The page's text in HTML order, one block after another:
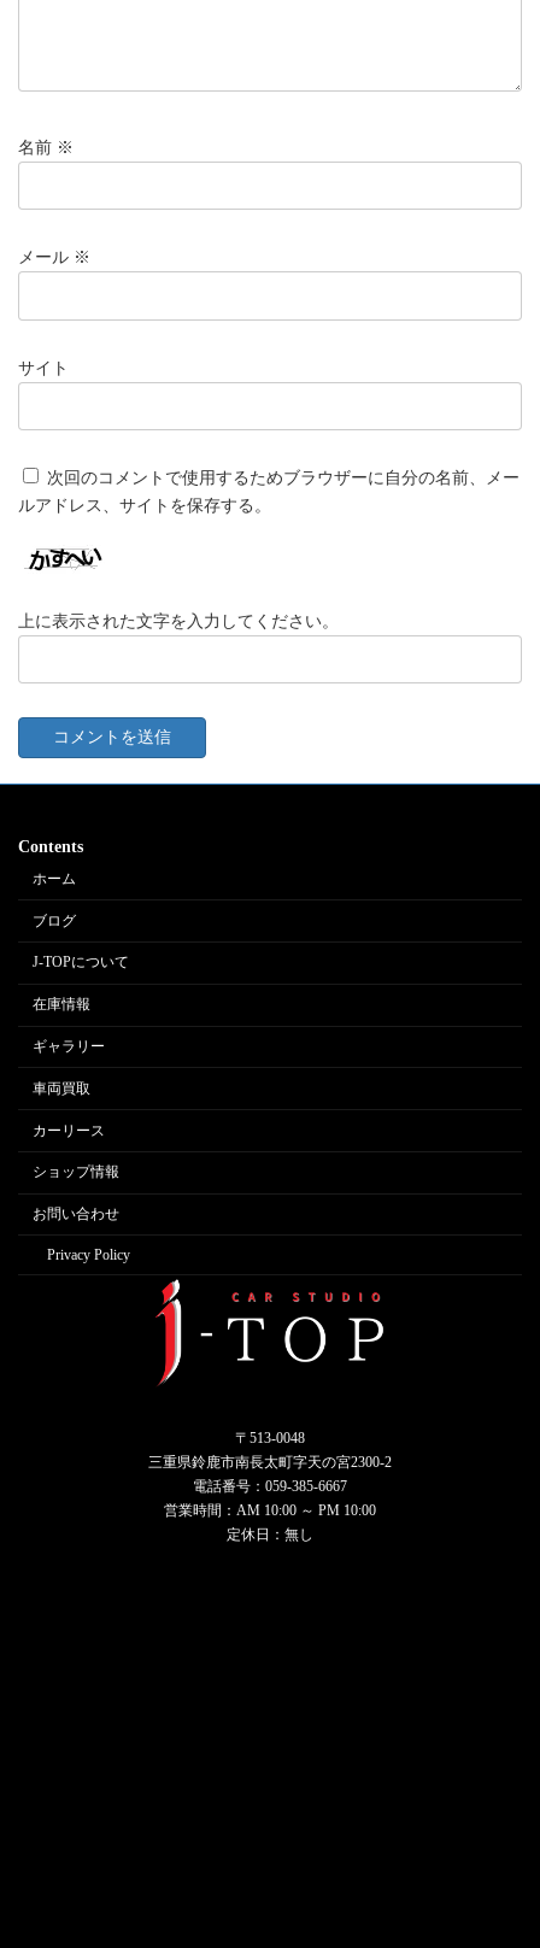
名前 ※
メール ※
サイト
次回のコメントで使用するためブラウザーに自分の名前、メー
ルアドレス、サイトを保存する。
上に表示された文字を入力してください。
Contents
ホーム
ブログ
J-TOPについて
在庫情報
ギャラリー
車両買取
カーリース
ショップ情報
お問い合わせ
Privacy Policy
〒513-0048
三重県鈴鹿市南長太町字天の宮2300-2
電話番号： 059-385-6667
営業時間：AM 10:00 ～ PM 10:00
定休日：無し